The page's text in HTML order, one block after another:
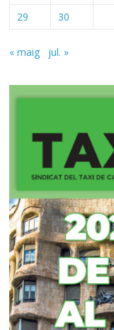
29
30
« maig jul. »